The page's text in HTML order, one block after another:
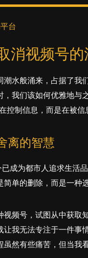
台
消视频号
水般涌来，占据了我
我们该如何优雅地与
控制信息，而是在被
离的智慧
成为都市人追求生活
单的删除，而是一种
频号，试图从中获取
我无法专注于一件事
然有些痛苦，但当我